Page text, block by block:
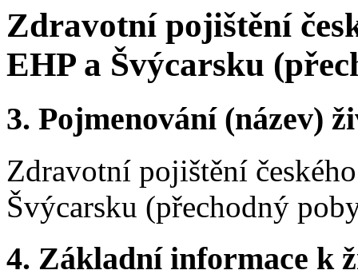
Zdravotní pojištění
EHP a Švýcarsku
3. Pojmenování (název)
Zdravotní pojištění
Švýcarsku (přechodný
4. Základní informace k